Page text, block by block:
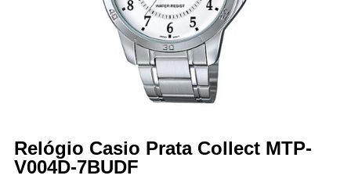
Relógio Casio Prata Collect MTP-
V004D-7BUDF